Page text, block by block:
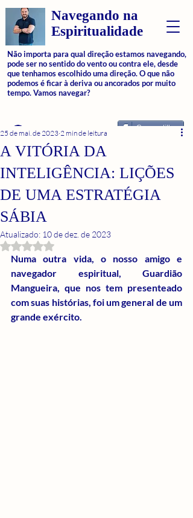
Navegando na
Espiritualidade
Não importa para qual direção estamos navegando,
pode ser no sentido do vento ou contra ele, desde
que tenhamos escolhido uma direção. O que não
podemos é ficar à deriva ou ancorados por muito
tempo. Vamos navegar?
Login Compartilhar
A VITÓRIA DA
INTELIGÊNCIA: LIÇÕES
DE UMA ESTRATÉGIA
SÁBIA
25 de mai. de 2023 2 min de leitura
Atualizado: 10 de dez. de 2023
Avaliado com NaN de 5 estrelas.
Numa outra vida, o nosso amigo e
navegador espiritual, Guardião
Mangueira, que nos tem presenteado
com suas histórias, foi um general de um
grande exército.